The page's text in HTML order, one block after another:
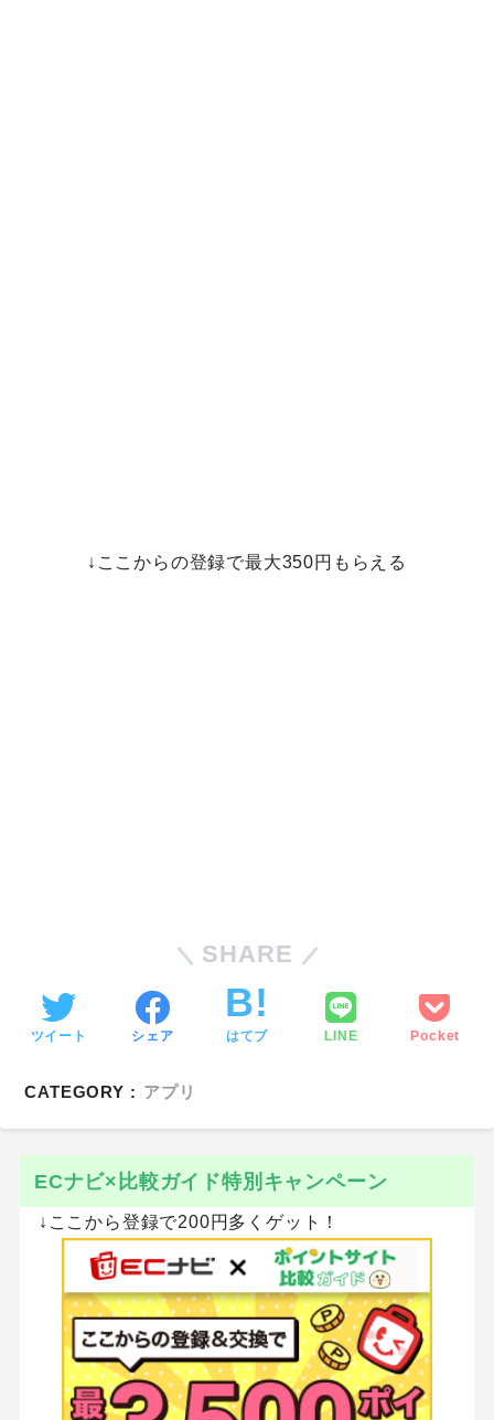
↓ここからの登録で最大350円もらえる
SHARE
ツイート シェア はてブ LINE Pocket
CATEGORY : アプリ
ECナビ×比較ガイド特別キャンペーン
↓ここから登録で200円多くゲット！